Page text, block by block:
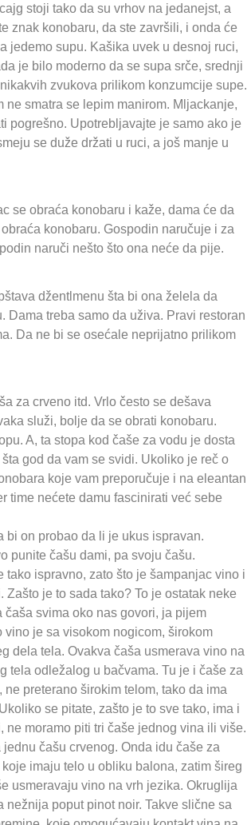
stoji tako da su vrhov na jedanejst, a
znak konobaru, da ste završili, i onda će
jedemo supu. Kašika uvek u desnoj ruci,
je bilo moderno da se supa srče, srednji
zvukova prilikom konzumcije supe.
smatra se lepim manirom. Mljackanje,
pogrešno. Upotrebljavajte je samo ako je
se duže držati u ruci, a još manje u
se obraća konobaru i kaže, dama će da
konobaru. Gospodin naručuje i za
naruči nešto što ona neće da pije.
džentlmenu šta bi ona želela da
treba samo da uživa. Pravi restoran
Da ne bi se osećale neprijatno prilikom
za crveno itd. Vrlo često se dešava
služi, bolje da se obrati konobaru.
A, ta stopa kod čaše za vodu je dosta
god da vam se svidi. Ukoliko je reč o
koje vam preporučuje i na eleantan
time nećete damu fascinirati već sebe
bi on probao da li je ukus ispravan.
punite čašu dami, pa svoju čašu.
ispravno, zato što je šampanjac vino i
je to sada tako? To je ostatak neke
svima oko nas govori, ja pijem
je sa visokom nogicom, širokom
dela tela. Ovakva čaša usmerava vino na
tela odležalog u bačvama. Tu je i čaše za
preterano širokim telom, tako da ima
se pitate, zašto je to sve tako, ima i
moramo piti tri čaše jednog vina ili više.
čašu crvenog. Onda idu čaše za
imaju telo u obliku balona, zatim šireg
usmeravaju vino na vrh jezika. Okruglija
poput pinot noir. Takve slične sa